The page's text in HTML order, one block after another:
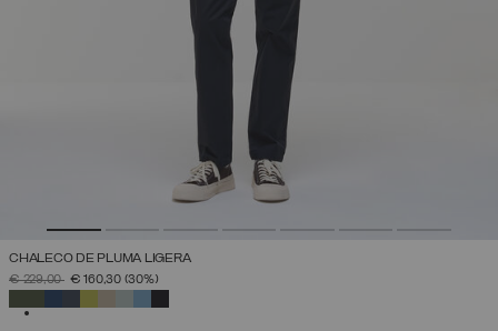
CHALECO DE PLUMA LIGERA
PRECIO REBAJADO DE
€ 229,00A€ 160,30 (30%)